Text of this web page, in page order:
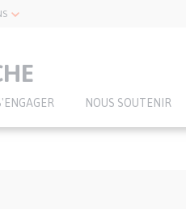
NOUS SOUTENIR